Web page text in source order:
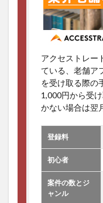
アクセストレー
ている、老舗ア
を受け取る際の
1,000円から受
かない場合は翌
登録料
初心者
案件の数とジ
ャンル